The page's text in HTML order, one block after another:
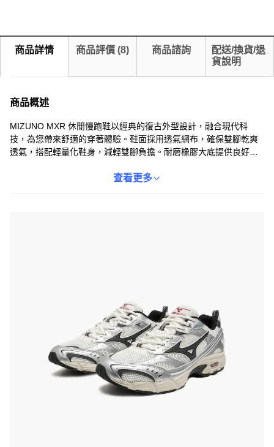
商品詳情 商品評價 (8) 商品諮詢
配送/換貨/退
貨說明
商品概述
MIZUNO MXR 休閒慢跑鞋以經典的復古外型設計，融合現代科
技，為您帶來舒適的穿著體驗。鞋面採用透氣網布，確保雙腳乾爽
透氣，搭配輕量化鞋身，減輕雙腳負擔。耐磨橡膠大底提供良好的
動，這雙鞋都能滿足您的需求，展現您的時尚品味。白黑銀配色經
查看更多